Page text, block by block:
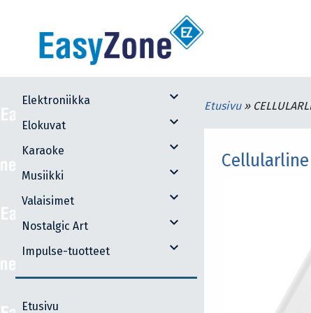
Etusivu »
Elektroniikka expand_more
Elokuvat expand_more
Karaoke expand_more
Musiikki expand_more
Valaisimet expand_more
Nostalgic Art expand_more
Impulse-tuotteet expand_more
Etusivu